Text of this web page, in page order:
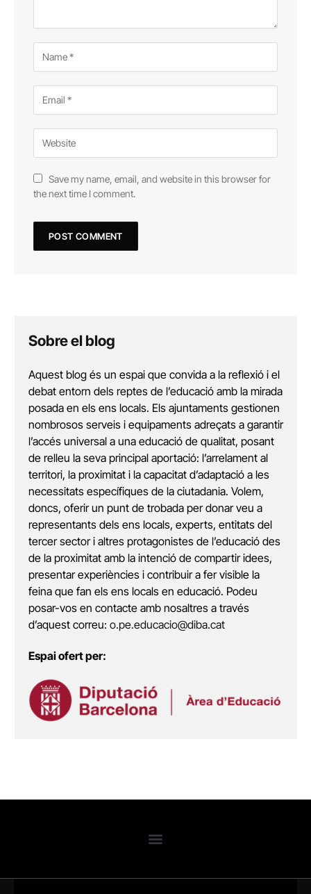
Save my name, email, and website in this browser for
the next time I comment.
Sobre el blog
Aquest blog és un espai que convida a la reflexió i el
debat entorn dels reptes de l’educació amb la mirada
posada en els ens locals. Els ajuntaments gestionen
nombrosos serveis i equipaments adreçats a garantir
l’accés universal a una educació de qualitat, posant
de relleu la seva principal aportació: l’arrelament al
territori, la proximitat i la capacitat d’adaptació a les
necessitats específiques de la ciutadania. Volem,
doncs, oferir un punt de trobada per donar veu a
representants dels ens locals, experts, entitats del
tercer sector i altres protagonistes de l’educació des
de la proximitat amb la intenció de compartir idees,
presentar experiències i contribuir a fer visible la
feina que fan els ens locals en educació. Podeu
posar-vos en contacte amb nosaltres a través
d’aquest correu: o.pe.educacio@diba.cat
Espai ofert per: